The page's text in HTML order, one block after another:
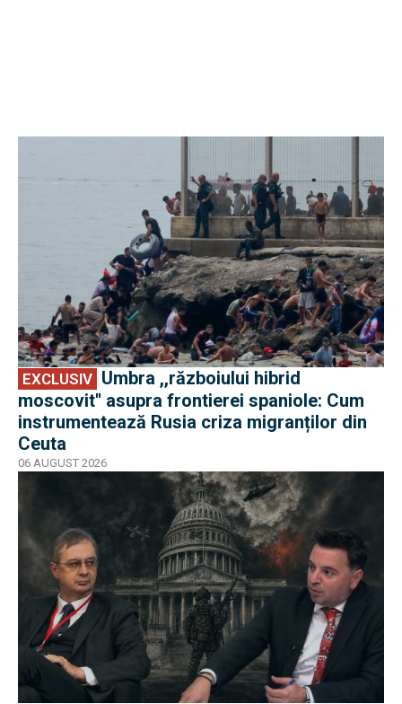
EXCLUSIV
moscovit'' asupra frontierei spaniole: Cum
instrumentează Rusia criza migranților din
Ceuta
06 AUGUST 2026